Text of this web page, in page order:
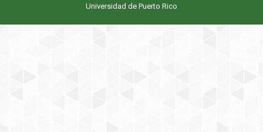
Universidad de Puerto Rico